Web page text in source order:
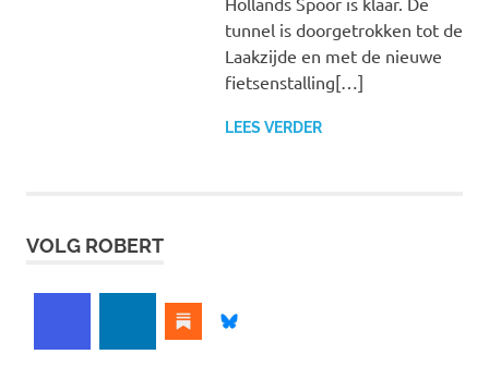
tunnel is doorgetrokken tot de
Laakzijde en met de nieuwe
fietsenstalling[…]
LEES VERDER
VOLG ROBERT